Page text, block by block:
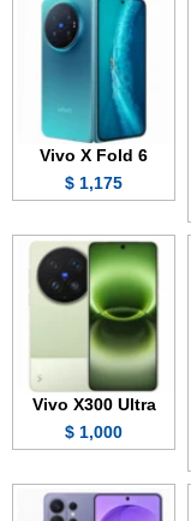
Vivo X Fold 6
1,175 $
Vivo X300 Ultra
1,000 $